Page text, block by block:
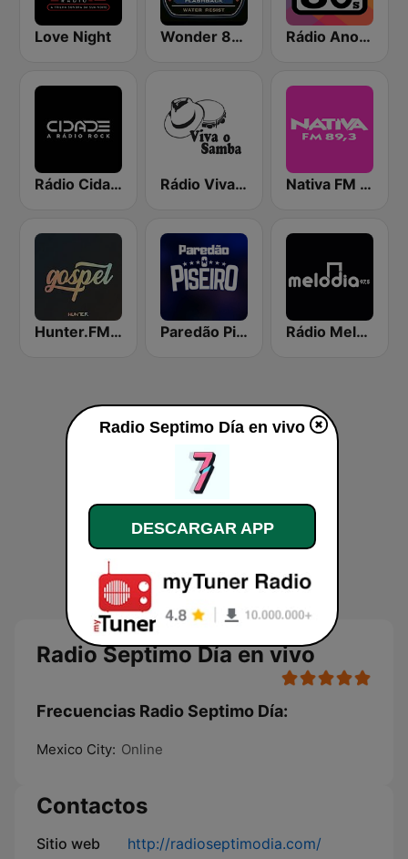
Love Night Wonder 80's Rádio Anos 80
Rádio Cidade FM Rádio Viva o Samba Nativa FM Campinas
Hunter.FM - Gospel Paredão Piseiro Rádio Melodia FM
Radio Septimo Día en vivo
Frecuencias Radio Septimo Día:
Mexico City: Online
Contactos
Sitio web
http://radioseptimodia.com/
Radio Septimo Día en vivo
DESCARGAR APP